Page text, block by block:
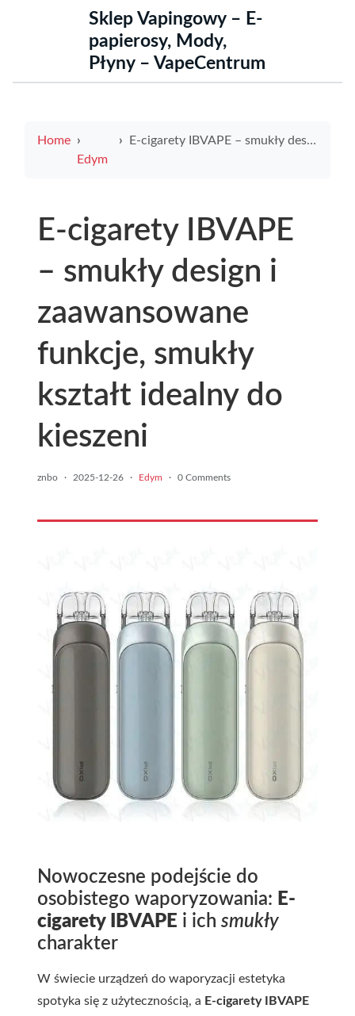
Sklep Vapingowy – E-
papierosy, Mody,
Płyny – VapeCentrum
Home
Edym
E-cigarety IBVAPE – smukły design i zaawansowane funkcje, smukły kształt idealny do kieszeni
E-cigarety IBVAPE
– smukły design i
zaawansowane
funkcje, smukły
kształt idealny do
kieszeni
znbo · 2025-12-26 · Edym · 0 Comments
Nowoczesne podejście do
osobistego waporyzowania: E-
cigarety IBVAPE i ich smukły
charakter
W świecie urządzeń do waporyzacji estetyka
spotyka się z użytecznością, a E-cigarety IBVAPE